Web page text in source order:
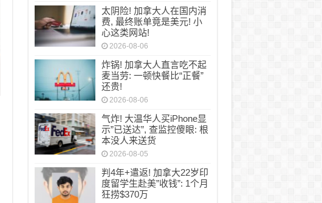
太阴险! 加拿大人在国内消
费, 最终账单竟是美元! 小
心这类网站!
2026-08-06
炸锅! 加拿大人直言吃不起
麦当劳: 一顿快餐比“正餐”
还贵!
2026-08-06
气炸! 大温华人买iPhone显
示”已送达”, 查监控傻眼: 根
本没人来送货
2026-08-05
判4年+遣返! 加拿大22岁印
度留学生赴美”收钱”: 1个月
狂捞$370万